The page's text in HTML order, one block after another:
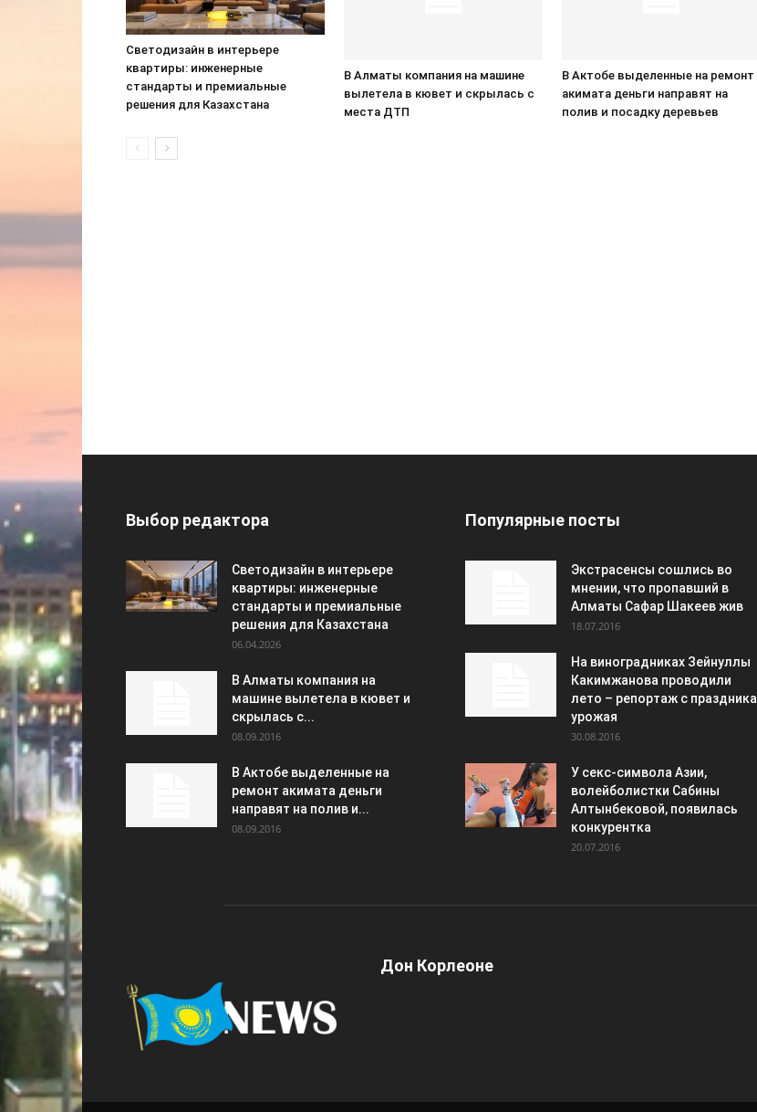
Светодизайн в интерьере
квартиры: инженерные
стандарты и премиальные
решения для Казахстана
В Алматы компания на машине
вылетела в кювет и скрылась с
места ДТП
В Актобе выделенные на ремонт
акимата деньги направят на
полив и посадку деревьев
Выбор редактора
Светодизайн в интерьере
квартиры: инженерные
стандарты и премиальные
решения для Казахстана
06.04.2026
В Алматы компания на
машине вылетела в кювет и
скрылась с...
08.09.2016
В Актобе выделенные на
ремонт акимата деньги
направят на полив и...
08.09.2016
Популярные посты
Экстрасенсы сошлись во
мнении, что пропавший в
Алматы Сафар Шакеев жив
18.07.2016
На виноградниках Зейнуллы
Какимжанова проводили
лето – репортаж с праздника
урожая
30.08.2016
У секс-символа Азии,
волейболистки Сабины
Алтынбековой, появилась
конкурентка
20.07.2016
Дон Корлеоне